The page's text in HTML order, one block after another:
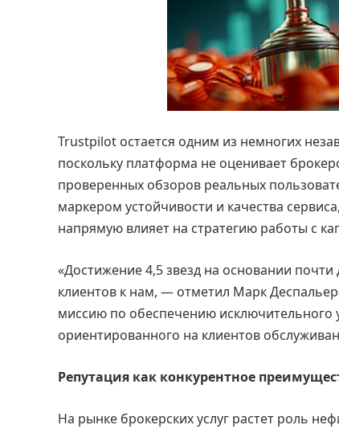
Trustpilot остается одним из немногих
поскольку платформа не оценивает
проверенных обзоров реальных
маркером устойчивости и качества
напрямую влияет на стратегию работы с
«Достижение 4,5 звезд на основании
клиентов к нам, — отметил Марк
миссию по обеспечению исключительного
ориентированного на клиентов
Репутация как конкурентное
На рынке брокерских услуг растет роль